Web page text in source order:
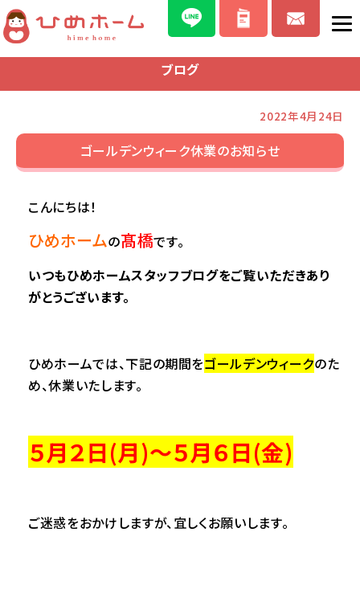
ブログ
2022年4月24日
ゴールデンウィーク休業のお知らせ
こんにちは！
ひめホームの髙橋です。
いつもひめホームスタッフブログをご覧いただきあり
がとうございます。
ひめホームでは、下記の期間をゴールデンウィークのた
め、休業いたします。
５月２日(月)～５月６日(金)
ご迷惑をおかけしますが、宜しくお願いします。